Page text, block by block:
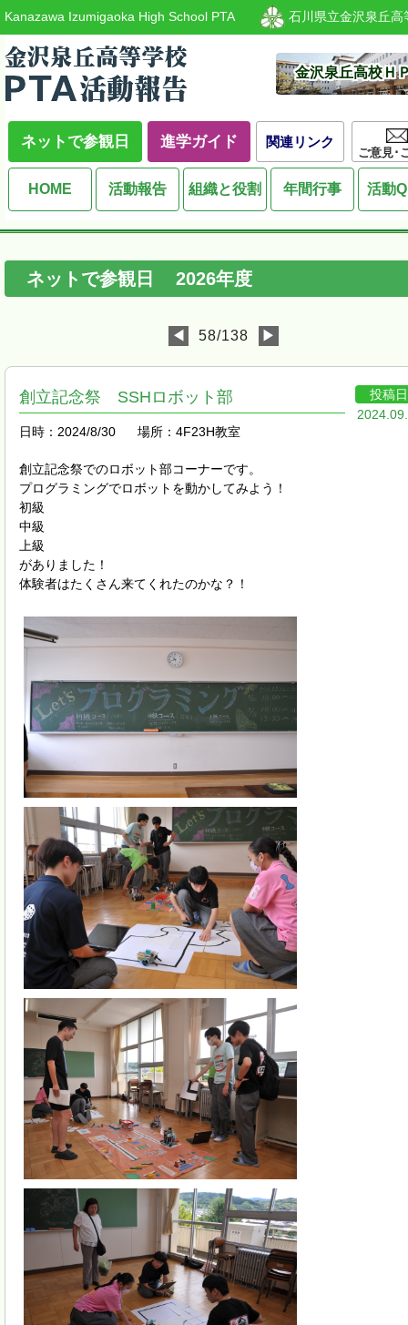
Kanazawa Izumigaoka High School PTA 石川県立金沢泉丘高
金沢泉丘高校Ｈ
ネットで参観日 進学ガイド 関連リンク
ご意見･
HOME 活動報告 組織と役割 年間行事 活動
ネットで参観日 2026年度
◀ 58/138 ▶
創立記念祭 SSHロボット部
日時：2024/8/30 場所：4F23H教室
投稿日
創立記念祭でのロボット部コーナーです。
プログラミングでロボットを動かしてみよう！
初級
中級
上級
がありました！
体験者はたくさん来てくれたのかな？！